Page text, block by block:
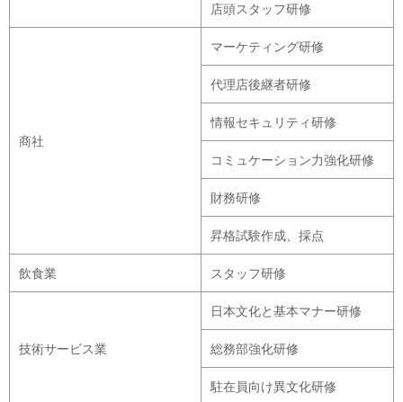
店頭スタッフ研修
商社
マーケティング研修
代理店後継者研修
情報セキュリティ研修
コミュケーション力強化研修
財務研修
昇格試験作成、採点
飲食業 スタッフ研修
技術サービス業
日本文化と基本マナー研修
総務部強化研修
駐在員向け異文化研修